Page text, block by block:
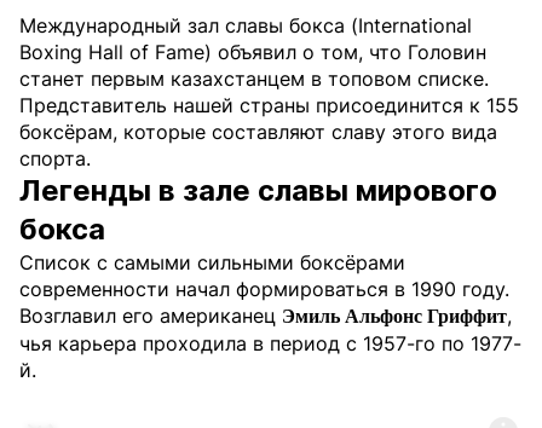
Международный зал славы бокса (International
Boxing Hall of Fame) объявил о том, что Головин
станет первым казахстанцем в топовом списке.
Представитель нашей страны присоединится к 155
боксёрам, которые составляют славу этого вида
спорта.
Легенды в зале славы мирового
бокса
Список с самыми сильными боксёрами
современности начал формироваться в 1990 году.
Возглавил его американец Эмиль Альфонс Гриффит,
чья карьера проходила в период с 1957-го по 1977-
й.